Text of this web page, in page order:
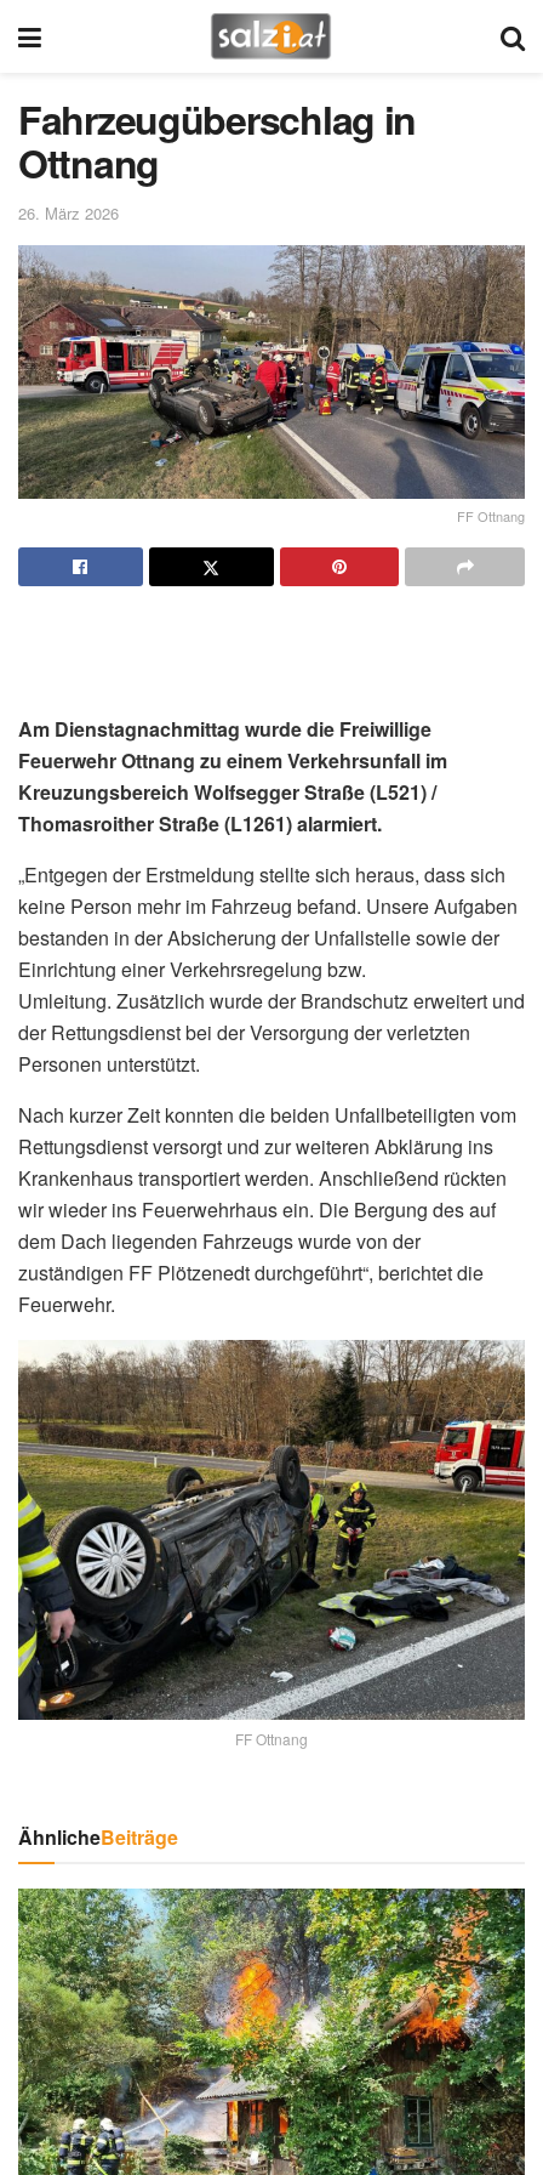
Fahrzeugüberschlag in
Ottnang
26. März 2026
FF Ottnang
Am Dienstagnachmittag wurde die Freiwillige
Feuerwehr Ottnang zu einem Verkehrsunfall im
Kreuzungsbereich Wolfsegger Straße (L521) /
Thomasroither Straße (L1261) alarmiert.
„Entgegen der Erstmeldung stellte sich heraus, dass sich
keine Person mehr im Fahrzeug befand. Unsere Aufgaben
bestanden in der Absicherung der Unfallstelle sowie der
Einrichtung einer Verkehrsregelung bzw.
Umleitung. Zusätzlich wurde der Brandschutz erweitert und
der Rettungsdienst bei der Versorgung der verletzten
Personen unterstützt.
Nach kurzer Zeit konnten die beiden Unfallbeteiligten vom
Rettungsdienst versorgt und zur weiteren Abklärung ins
Krankenhaus transportiert werden. Anschließend rückten
wir wieder ins Feuerwehrhaus ein. Die Bergung des auf
dem Dach liegenden Fahrzeugs wurde von der
zuständigen FF Plötzenedt durchgeführt“, berichtet die
Feuerwehr.
FF Ottnang
ÄhnlicheBeiträge